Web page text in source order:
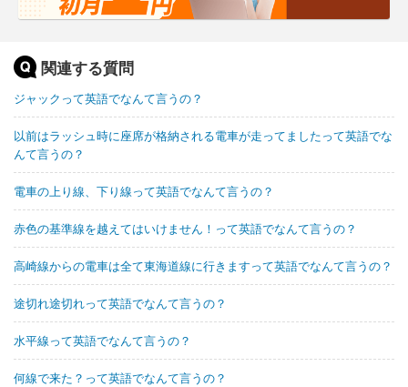
関連する質問
ジャックって英語でなんて言うの？
以前はラッシュ時に座席が格納される電車が走ってましたって英語でな
んて言うの？
電車の上り線、下り線って英語でなんて言うの？
赤色の基準線を越えてはいけません！って英語でなんて言うの？
高崎線からの電車は全て東海道線に行きますって英語でなんて言うの？
途切れ途切れって英語でなんて言うの？
水平線って英語でなんて言うの？
何線で来た？って英語でなんて言うの？